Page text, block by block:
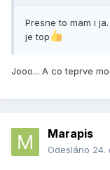
prosím .
Obsah je
je zdarma.
Pokud již
prosím .
Presne to mam i
je top
Jooo... A co teprve
Marapis
Odesláno 24.